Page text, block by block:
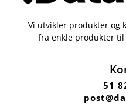
Vi utvikler produkter og
fra enkle produkter
51